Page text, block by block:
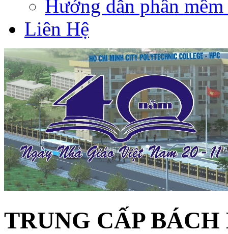
Hướng dẫn phần
Liên Hệ
TRUNG CẤP